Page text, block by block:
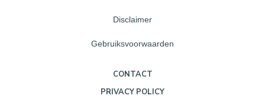
Disclaimer
Gebruiksvoorwaarden
CONTACT
PRIVACY POLICY